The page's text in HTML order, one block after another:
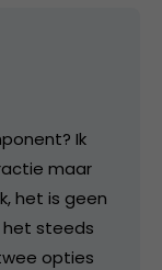
Ik
maar
het is geen
het steeds
opties